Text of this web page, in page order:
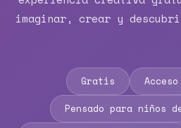
imaginar, crear y
Gratis
Pensado para niños